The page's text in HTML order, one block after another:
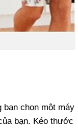
bạn chọn một máy
bạn. Kéo thước